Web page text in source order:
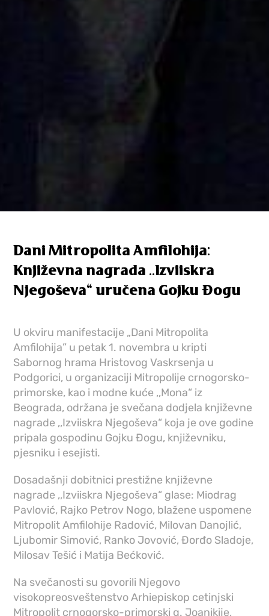
Dani Mitropolita Amfilohija:
Književna nagrada ..Izviiskra
Njegoševa“ uručena Gojku Đogu
U okviru manifestacije „Dani Mitropolita
Amfilohija” u petak 1. novembra u kripti
Sabornog hrama Hristovog Vaskrsenja u
Podgorici, u organizaciji Mitropolije crnogorsko-
primorske, kao i modne kuće ,,Mona“ iz
Beograda, održana je svečana dodjela književne
nagrade ,,Izviiskra Njegoševa“ koja je ove godine
pripala gospodinu Gojku Đogu, književniku,
pjesniku i esejisti.
Dosadašnji dobitnici prestižne književne
nagrade ,,Izviiskra Njegoševa“ glase: Miodrag
Pavlović, Rajko Petrov Nogo, blažene uspomene
Mitropolit Amfilohije Radović, Milovan Danojlić,
Ljubomir Simović, Ranko Jovović, Đorđo Sladoje,
Milosav Tešić i Matija Bećković.
Na svečanosti su govorili Njegovo
visokopreosveštenstvo Arhiepiskop cetinjski
Mitropolit crnogorsko-primorski g. Joanikije,